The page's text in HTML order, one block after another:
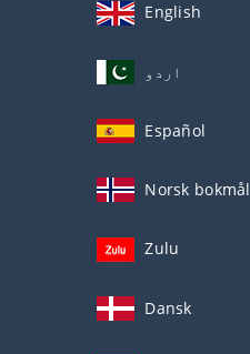
English
اردو
Español
Norsk bokmål
Zulu
Dansk